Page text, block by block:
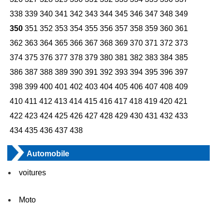
338 339 340 341 342 343 344 345 346 347 348 349
350 351 352 353 354 355 356 357 358 359 360 361
362 363 364 365 366 367 368 369 370 371 372 373
374 375 376 377 378 379 380 381 382 383 384 385
386 387 388 389 390 391 392 393 394 395 396 397
398 399 400 401 402 403 404 405 406 407 408 409
410 411 412 413 414 415 416 417 418 419 420 421
422 423 424 425 426 427 428 429 430 431 432 433
434 435 436 437 438
Automobile
voitures
Moto